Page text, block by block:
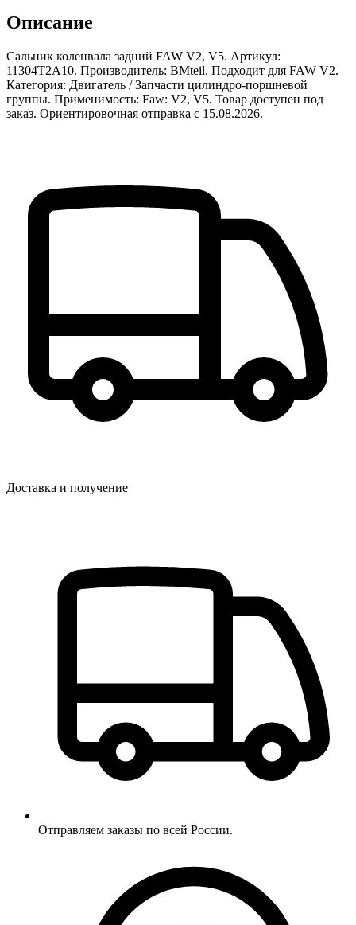
Описание
Сальник коленвала задний FAW V2, V5. Артикул:
11304T2A10. Производитель: BMteil. Подходит для FAW V2.
Категория: Двигатель / Запчасти цилиндро-поршневой
группы. Применимость: Faw: V2, V5. Товар доступен под
заказ. Ориентировочная отправка с 15.08.2026.
Доставка и получение
Отправляем заказы по всей России.